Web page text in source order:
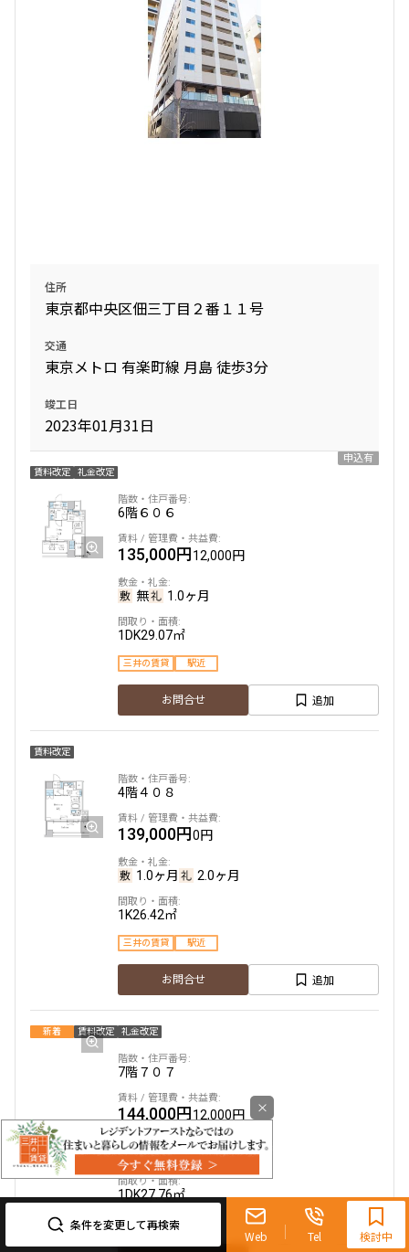
条件を変更して再検索
Web Tel
0120-321-719
9:30~18:00（水曜定休）
検討中
住所
東京都中央区佃三丁目２番１１号
交通
東京メトロ 有楽町線 月島 徒歩3分
竣工日
2023年01月31日
賃料改定 礼金改定
申込有
6階６０６
135,000円12,000円
無 1.0ヶ月
1DK29.07㎡
三井の賃貸 駅近
お問合せ 追加
賃料改定
4階４０８
139,000円0円
1.0ヶ月 2.0ヶ月
1K26.42㎡
三井の賃貸 駅近
お問合せ 追加
新着 賃料改定 礼金改定
7階７０７
144,000円12,000円
無 1.0ヶ月
1DK27.76㎡
三井の賃貸
×